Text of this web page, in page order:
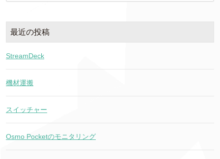
最近の投稿
StreamDeck
機材運搬
スイッチャー
Osmo Pocketのモニタリング